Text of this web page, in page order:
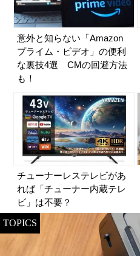
意外と知らない「Amazon
プライム・ビデオ」の便利
な裏技4選 CMの回避方法
も！
チューナーレステレビがあ
れば「チューナー内蔵テレ
ビ」は不要？
TOPICS